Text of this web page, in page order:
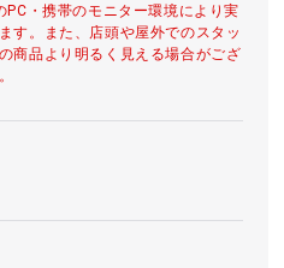
・携帯のモニター環境により実
す。また、店頭や屋外でのスタッ
商品より明るく見える場合がござ